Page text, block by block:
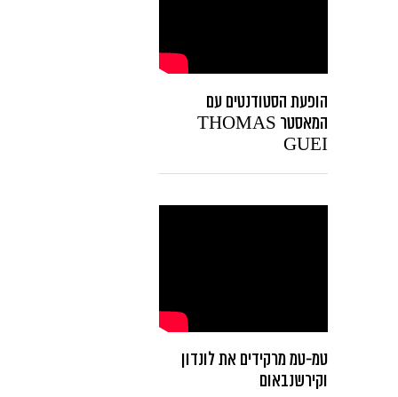
הופעת הסטודנטים עם
המאסטר THOMAS
GUEI
טמ-טמ מרקידים את לונדון
וקירשנבאום